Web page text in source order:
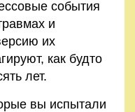
события
и
их
как будто
лет.
вы испытали